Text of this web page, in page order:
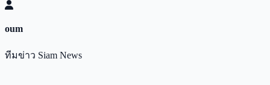
oum
ทีมข่าว Siam News